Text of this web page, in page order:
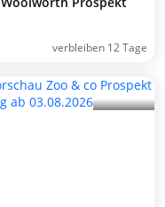
verbleiben 12 Tage